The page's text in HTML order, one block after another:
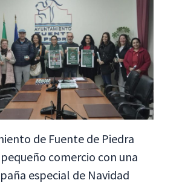
de Fuente de Piedra
comercio con una
especial de Navidad